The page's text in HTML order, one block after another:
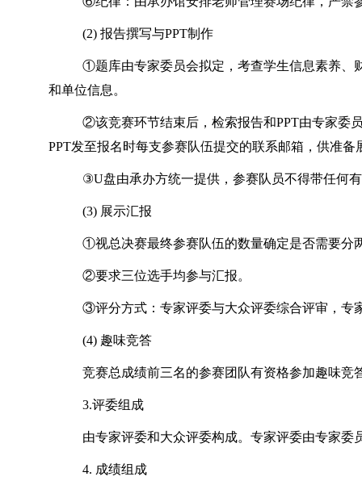
(2) 报告撰写与PPT制作
①题库由专家委员会拟定，考查学生信息素养、
和单位信息。
②该竞赛环节结束后，检索报告和PPT由专家委
PPT发至报名时每支参赛队伍提交的联系邮箱，供准备
③U盘由承办方统一提供，参赛队员不得带任何
(3) 展示汇报
①视总决赛最终参赛队伍的数量确定是否需要分
②要求三位选手均参与汇报。
③评分方式：专家评委与大众评委综合评审，专
(4) 趣味竞答
竞赛总成绩前三名的参赛团队有资格参加趣味竞
3.评委组成
由专家评委和大众评委构成。专家评委由专家
4. 成绩组成